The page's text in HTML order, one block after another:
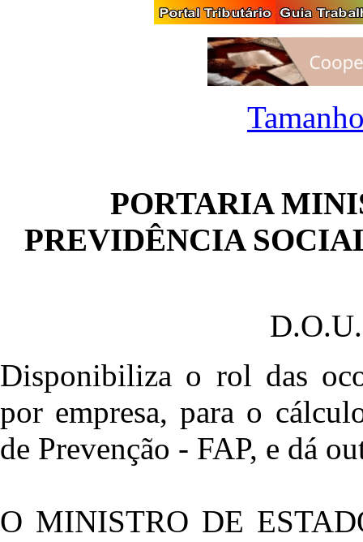
PORTARIA
PREVIDÊNCIA
Disponibiliza o rol das
por empresa, para o
de Prevenção - FAP, e dá
O MINISTRO DE